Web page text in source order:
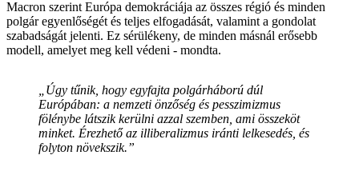
Macron szerint Európa demokráciája az összes régió és minden
polgár egyenlőségét és teljes elfogadását, valamint a gondolat
szabadságát jelenti. Ez sérülékeny, de minden másnál erősebb
modell, amelyet meg kell védeni - mondta.
„Úgy tűnik, hogy egyfajta polgárháború dúl
Európában: a nemzeti önzőség és pesszimizmus
fölénybe látszik kerülni azzal szemben, ami összeköt
minket. Érezhető az illiberalizmus iránti lelkesedés, és
folyton növekszik.”